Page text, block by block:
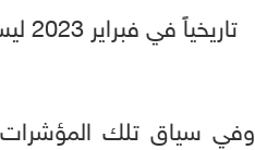
تاريخياً في فبراير 2023 ليسجل 40.3 بالمئة.
وفي سياق تلك المؤشرات